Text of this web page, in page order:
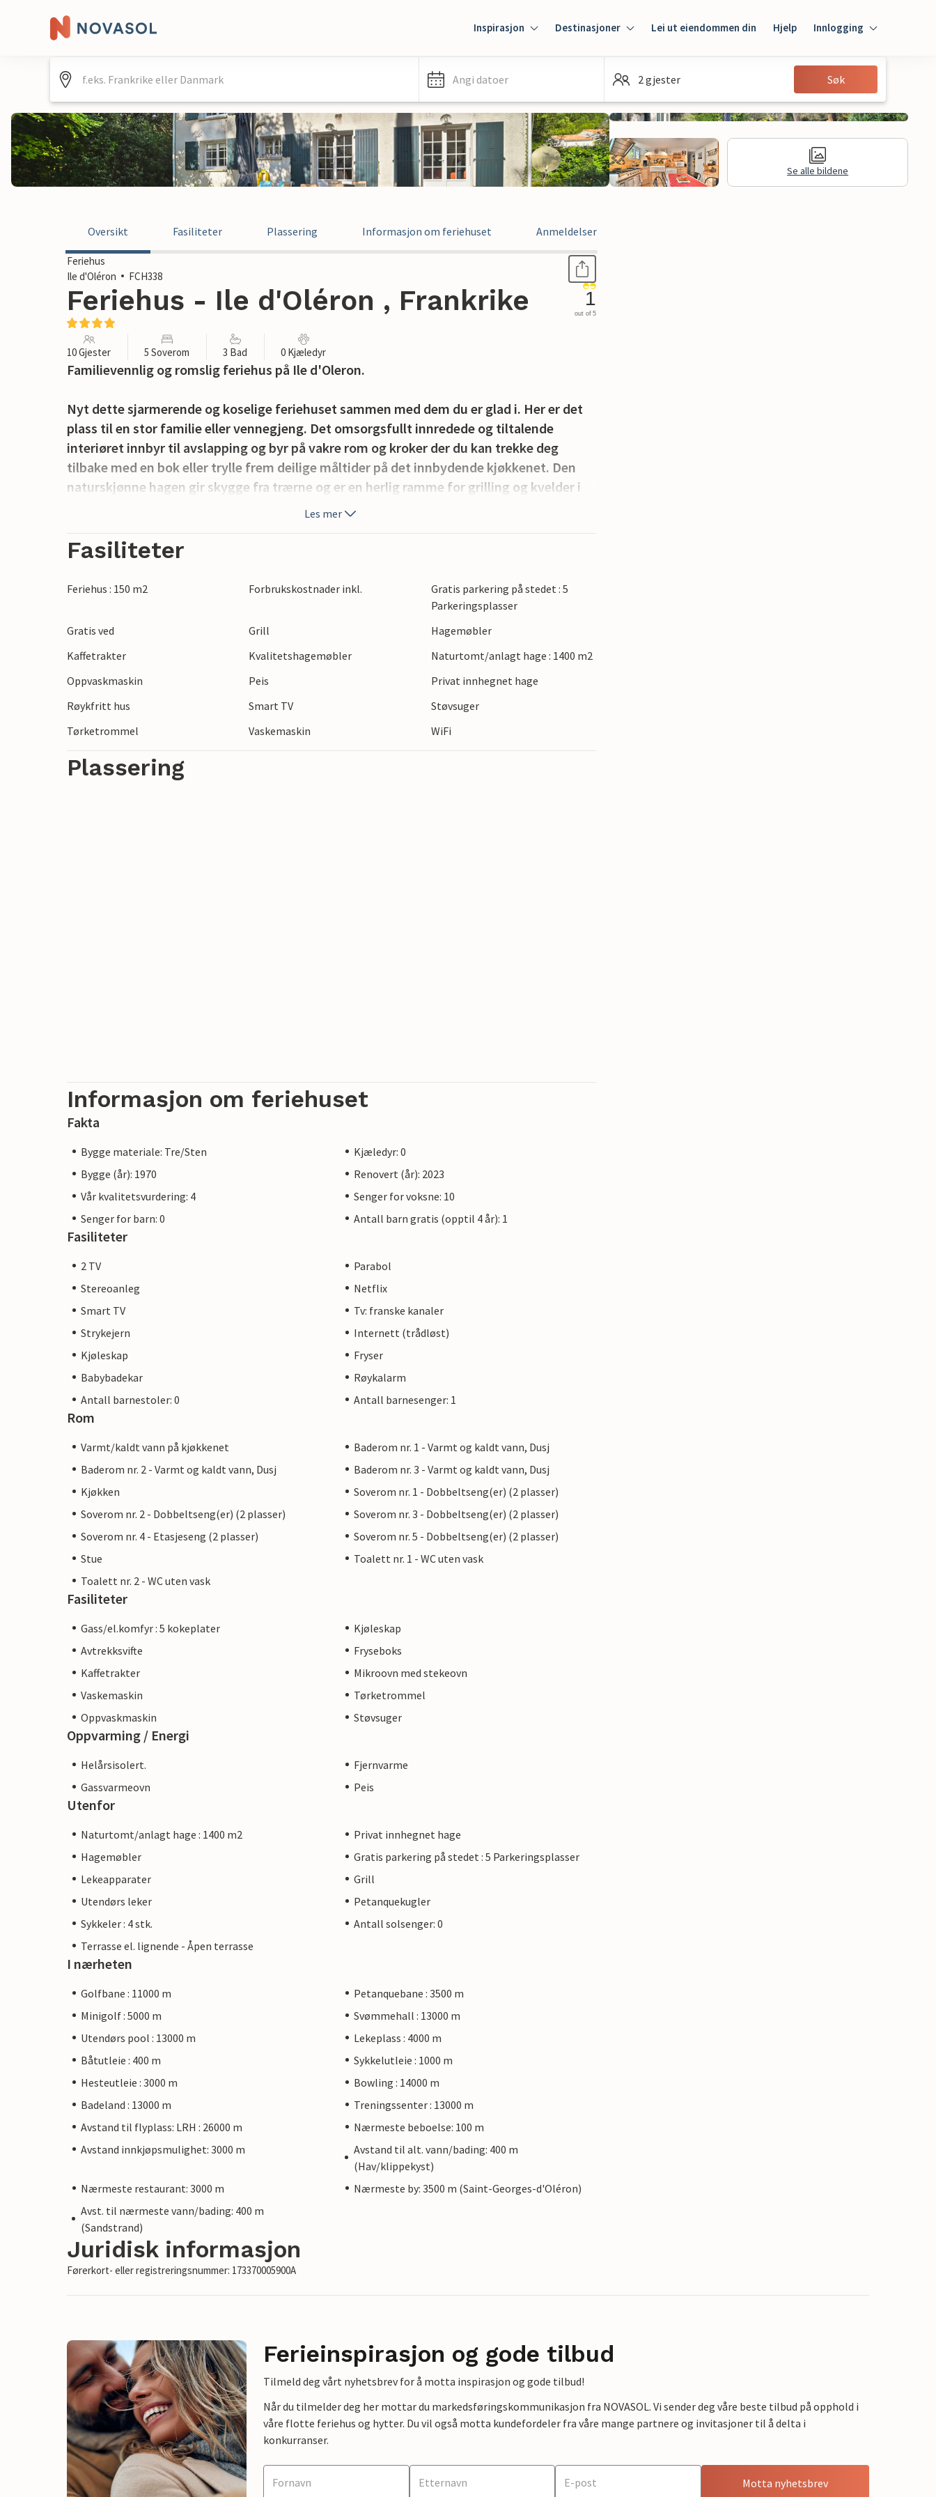
Inspirasjon Destinasjoner Lei ut eiendommen din Hjelp Innlogging
Innlogging
Gjest
Angi datoer 2 gjester Søk
Se alle bildene
Oversikt Fasiliteter Plassering Informasjon om feriehuset Anmeldelser
Feriehus
Ile d'Oléron
FCH338
Feriehus - Ile d'Oléron , Frankrike 1
out of 5
10 Gjester 5 Soverom 3 Bad 0 Kjæledyr
Familievennlig og romslig feriehus på Ile d'Oleron.
Nyt dette sjarmerende og koselige feriehuset sammen med dem du er glad i. Her er det
plass til en stor familie eller vennegjeng. Det omsorgsfullt innredede og tiltalende
interiøret innbyr til avslapping og byr på vakre rom og kroker der du kan trekke deg
tilbake med en bok eller trylle frem deilige måltider på det innbydende kjøkkenet. Den
naturskjønne hagen gir skygge fra trærne og er en herlig ramme for grilling og kvelder i
Gå en tur på stranden, sol deg på den myke sanden og ta en forfriskende dukkert i havet.
går det en gratis skyttelbuss langs kysten, slik at du kan oppdage mange forskjellige
strender og finne de beste stedene for brettseiling eller seiling. Det finnes flere flotte
utfluktsmål i nærheten, for eksempel byene La Rochelle og Royan. For lengre dagsturer
Les mer
Fasiliteter
Feriehus : 150 m2 Forbrukskostnader inkl.
Gratis parkering på stedet : 5
Parkeringsplasser
Gratis ved
Grill
Hagemøbler
Kaffetrakter
Kvalitetshagemøbler
Naturtomt/anlagt hage : 1400 m2
Oppvaskmaskin
Peis
Privat innhegnet hage
Røykfritt hus
Smart TV
Støvsuger
Tørketrommel
Vaskemaskin WiFi
Plassering
Informasjon om feriehuset
Fakta
Bygge materiale: Tre/Sten
Kjæledyr: 0
Bygge (år): 1970
Renovert (år): 2023
Vår kvalitetsvurdering: 4
Senger for voksne: 10
Senger for barn: 0
Antall barn gratis (opptil 4 år): 1
Fasiliteter
2 TV
Parabol
Stereoanleg
Netflix
Smart TV
Tv: franske kanaler
Strykejern
Internett (trådløst)
Kjøleskap
Fryser
Babybadekar
Røykalarm
Antall barnestoler: 0
Antall barnesenger: 1
Rom
Varmt/kaldt vann på kjøkkenet
Baderom nr. 1 - Varmt og kaldt vann, Dusj
Baderom nr. 2 - Varmt og kaldt vann, Dusj
Baderom nr. 3 - Varmt og kaldt vann, Dusj
Kjøkken
Soverom nr. 1 - Dobbeltseng(er) (2 plasser)
Soverom nr. 2 - Dobbeltseng(er) (2 plasser)
Soverom nr. 3 - Dobbeltseng(er) (2 plasser)
Soverom nr. 4 - Etasjeseng (2 plasser)
Soverom nr. 5 - Dobbeltseng(er) (2 plasser)
Stue
Toalett nr. 1 - WC uten vask
Toalett nr. 2 - WC uten vask
Fasiliteter
Gass/el.komfyr : 5 kokeplater
Kjøleskap
Avtrekksvifte
Fryseboks
Kaffetrakter
Mikroovn med stekeovn
Vaskemaskin
Tørketrommel
Oppvaskmaskin
Støvsuger
Oppvarming / Energi
Helårsisolert.
Fjernvarme
Gassvarmeovn
Peis
Utenfor
Naturtomt/anlagt hage : 1400 m2
Privat innhegnet hage
Hagemøbler
Gratis parkering på stedet : 5 Parkeringsplasser
Lekeapparater
Grill
Utendørs leker
Petanquekugler
Sykkeler : 4 stk.
Antall solsenger: 0
Terrasse el. lignende - Åpen terrasse
I nærheten
Golfbane : 11000 m
Petanquebane : 3500 m
Minigolf : 5000 m
Svømmehall : 13000 m
Utendørs pool : 13000 m
Lekeplass : 4000 m
Båtutleie : 400 m
Sykkelutleie : 1000 m
Hesteutleie : 3000 m
Bowling : 14000 m
Badeland : 13000 m
Treningssenter : 13000 m
Avstand til flyplass: LRH : 26000 m
Nærmeste beboelse: 100 m
Avstand innkjøpsmulighet: 3000 m
Avstand til alt. vann/bading: 400 m
(Hav/klippekyst)
Nærmeste restaurant: 3000 m
Nærmeste by: 3500 m (Saint-Georges-d'Oléron)
Avst. til nærmeste vann/bading: 400 m
(Sandstrand)
Juridisk informasjon
Førerkort- eller registreringsnummer: 173370005900A
Ferieinspirasjon og gode tilbud
Tilmeld deg vårt nyhetsbrev for å motta inspirasjon og gode tilbud!
Når du tilmelder deg her mottar du markedsføringskommunikasjon fra NOVASOL. Vi sender deg våre beste tilbud på opphold i
våre flotte feriehus og hytter. Du vil også motta kundefordeler fra våre mange partnere og invitasjoner til å delta i
konkurranser.
Motta nyhetsbrev